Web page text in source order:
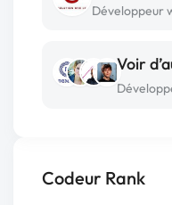
Codeur Rank
Développeur
Voir